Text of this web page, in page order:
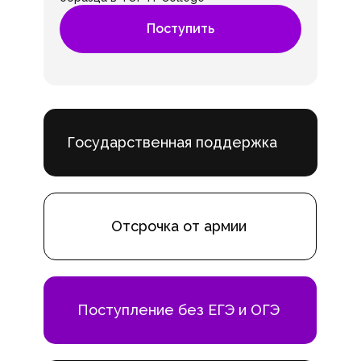
Поступить
Отсрочка от армии
Государственная поддержка
Поступление без ЕГЭ и ОГЭ